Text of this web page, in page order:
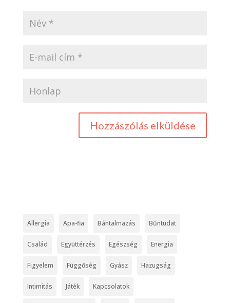
Allergia Apa-fia Bántalmazás Bűntudat
Család Együttérzés Egészség Energia
Figyelem Függőség Gyász Hazugság
Intimitás Játék Kapcsolatok